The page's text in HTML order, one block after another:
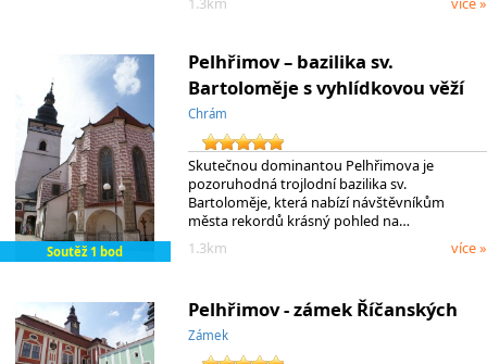
Soutěž 1 bod
Pelhřimov – bazilika sv.
Bartoloměje s vyhlídkovou věží
Chrám
Skutečnou dominantou Pelhřimova je
pozoruhodná trojlodní bazilika sv.
Bartoloměje, která nabízí návštěvníkům
města rekordů krásný pohled na…
1.3km
více »
Pelhřimov - zámek Říčanských
Zámek